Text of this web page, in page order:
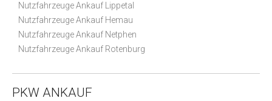
Nutzfahrzeuge Ankauf Lippetal
Nutzfahrzeuge Ankauf Hemau
Nutzfahrzeuge Ankauf Netphen
Nutzfahrzeuge Ankauf Rotenburg
PKW ANKAUF